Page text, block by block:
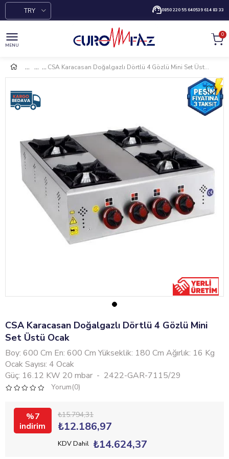
0850 220 55 640539 614 83 33
TRY
MENU
0
CSA Karacasan Doğalgazlı Dörtlü 4 Gözlü Mini Set Üstü Ocak
CSA Karacasan Doğalgazlı Dörtlü 4 Gözlü Mini
Set Üstü Ocak
Boy: 600 Cm En: 600 Cm Yükseklik: 180 Cm Ağırlık: 16 Kg
Ocak Sayısı: 4 Ocak
Güç: 16.12 KW 20 mbar - 2422-GAR-7115/29
Yorum(0)
7 ₺15.794,31
₺12.186,97
KDV Dahil ₺14.624,37